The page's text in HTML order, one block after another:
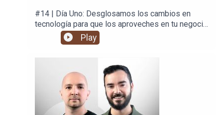
#14 | Día Uno: Desglosamos los cambios en
tecnología para que los aproveches en tu negocio
y en tu vida.
Play